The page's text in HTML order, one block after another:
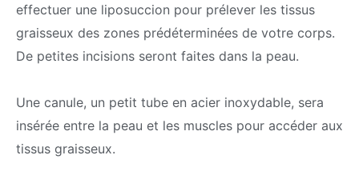
effectuer une liposuccion pour prélever les tissus
graisseux des zones prédéterminées de votre corps.
De petites incisions seront faites dans la peau.
Une canule, un petit tube en acier inoxydable, sera
insérée entre la peau et les muscles pour accéder aux
tissus graisseux.